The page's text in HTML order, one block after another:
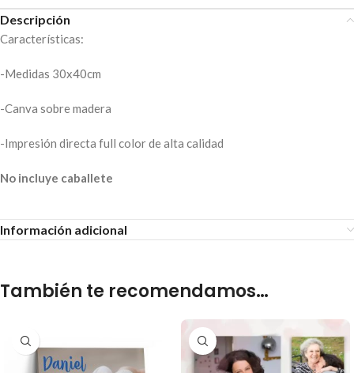
Descripción
Características:
-Medidas 30x40cm
-Canva sobre madera
-Impresión directa full color de alta calidad
No incluye caballete
Información adicional
También te recomendamos…